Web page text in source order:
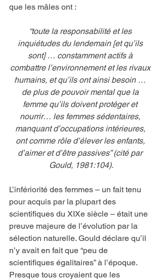
que les mâles ont :
“toute la responsabilité et les
inquiétudes du lendemain [et qu’ils
sont] … constamment actifs à
combattre l’environnement et les rivaux
humains, et qu’ils ont ainsi besoin …
de plus de pouvoir mental que la
femme qu’ils doivent protéger et
nourrir… les femmes sédentaires,
manquant d’occupations intérieures,
ont comme rôle d’élever les enfants,
d’aimer et d’être passives” (cité par
Gould, 1981:104).
L’infériorité des femmes – un fait tenu
pour acquis par la plupart des
scientifiques du XIXe siècle – était une
preuve majeure de l’évolution par la
sélection naturelle. Gould déclare qu’il
n’y avait en fait que “peu de
scientifiques égalitaires” à l’époque.
Presque tous croyaient que les